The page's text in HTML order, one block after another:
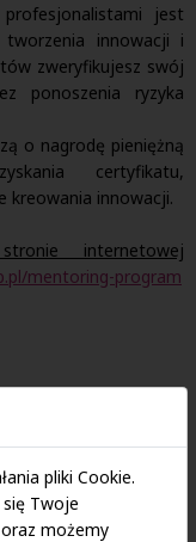
jest
tworzenia innowacji i
zweryfikujesz swój
ponoszenia ryzyka
o nagrodę pieniężną
certyfikatu,
kreowania innowacji.
internetowej
mentoring-program
pliki Cookie.
Twoje
możemy